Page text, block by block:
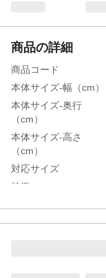
商品の詳細
商品コード
本体サイズ-幅（cm）
本体サイズ-奥行
（cm）
本体サイズ-高さ
（cm）
対応サイズ
特徴